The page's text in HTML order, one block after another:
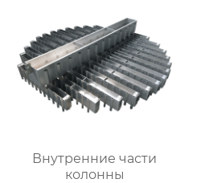
Внутренние части
колонны